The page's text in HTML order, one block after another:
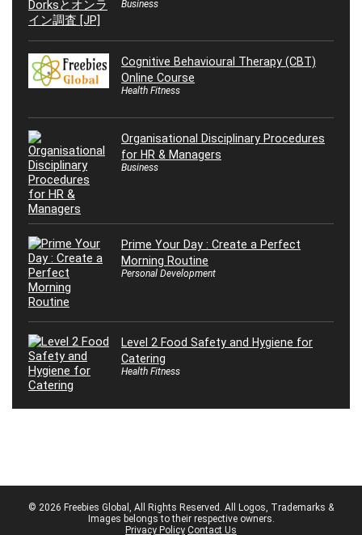
Business
Cognitive Behavioural Therapy (CBT)
Online Course
Health Fitness
Organisational Disciplinary Procedures
for HR & Managers
Business
Prime Your Day : Create a Perfect
Morning Routine
Personal Development
Level 2 Food Safety and Hygiene for
Catering
Health Fitness
© 2026 Freebies Global, All Rights Reserved. All Logos, Trademarks &
Images belongs to their respective owners.
Privacy Policy Contact Us